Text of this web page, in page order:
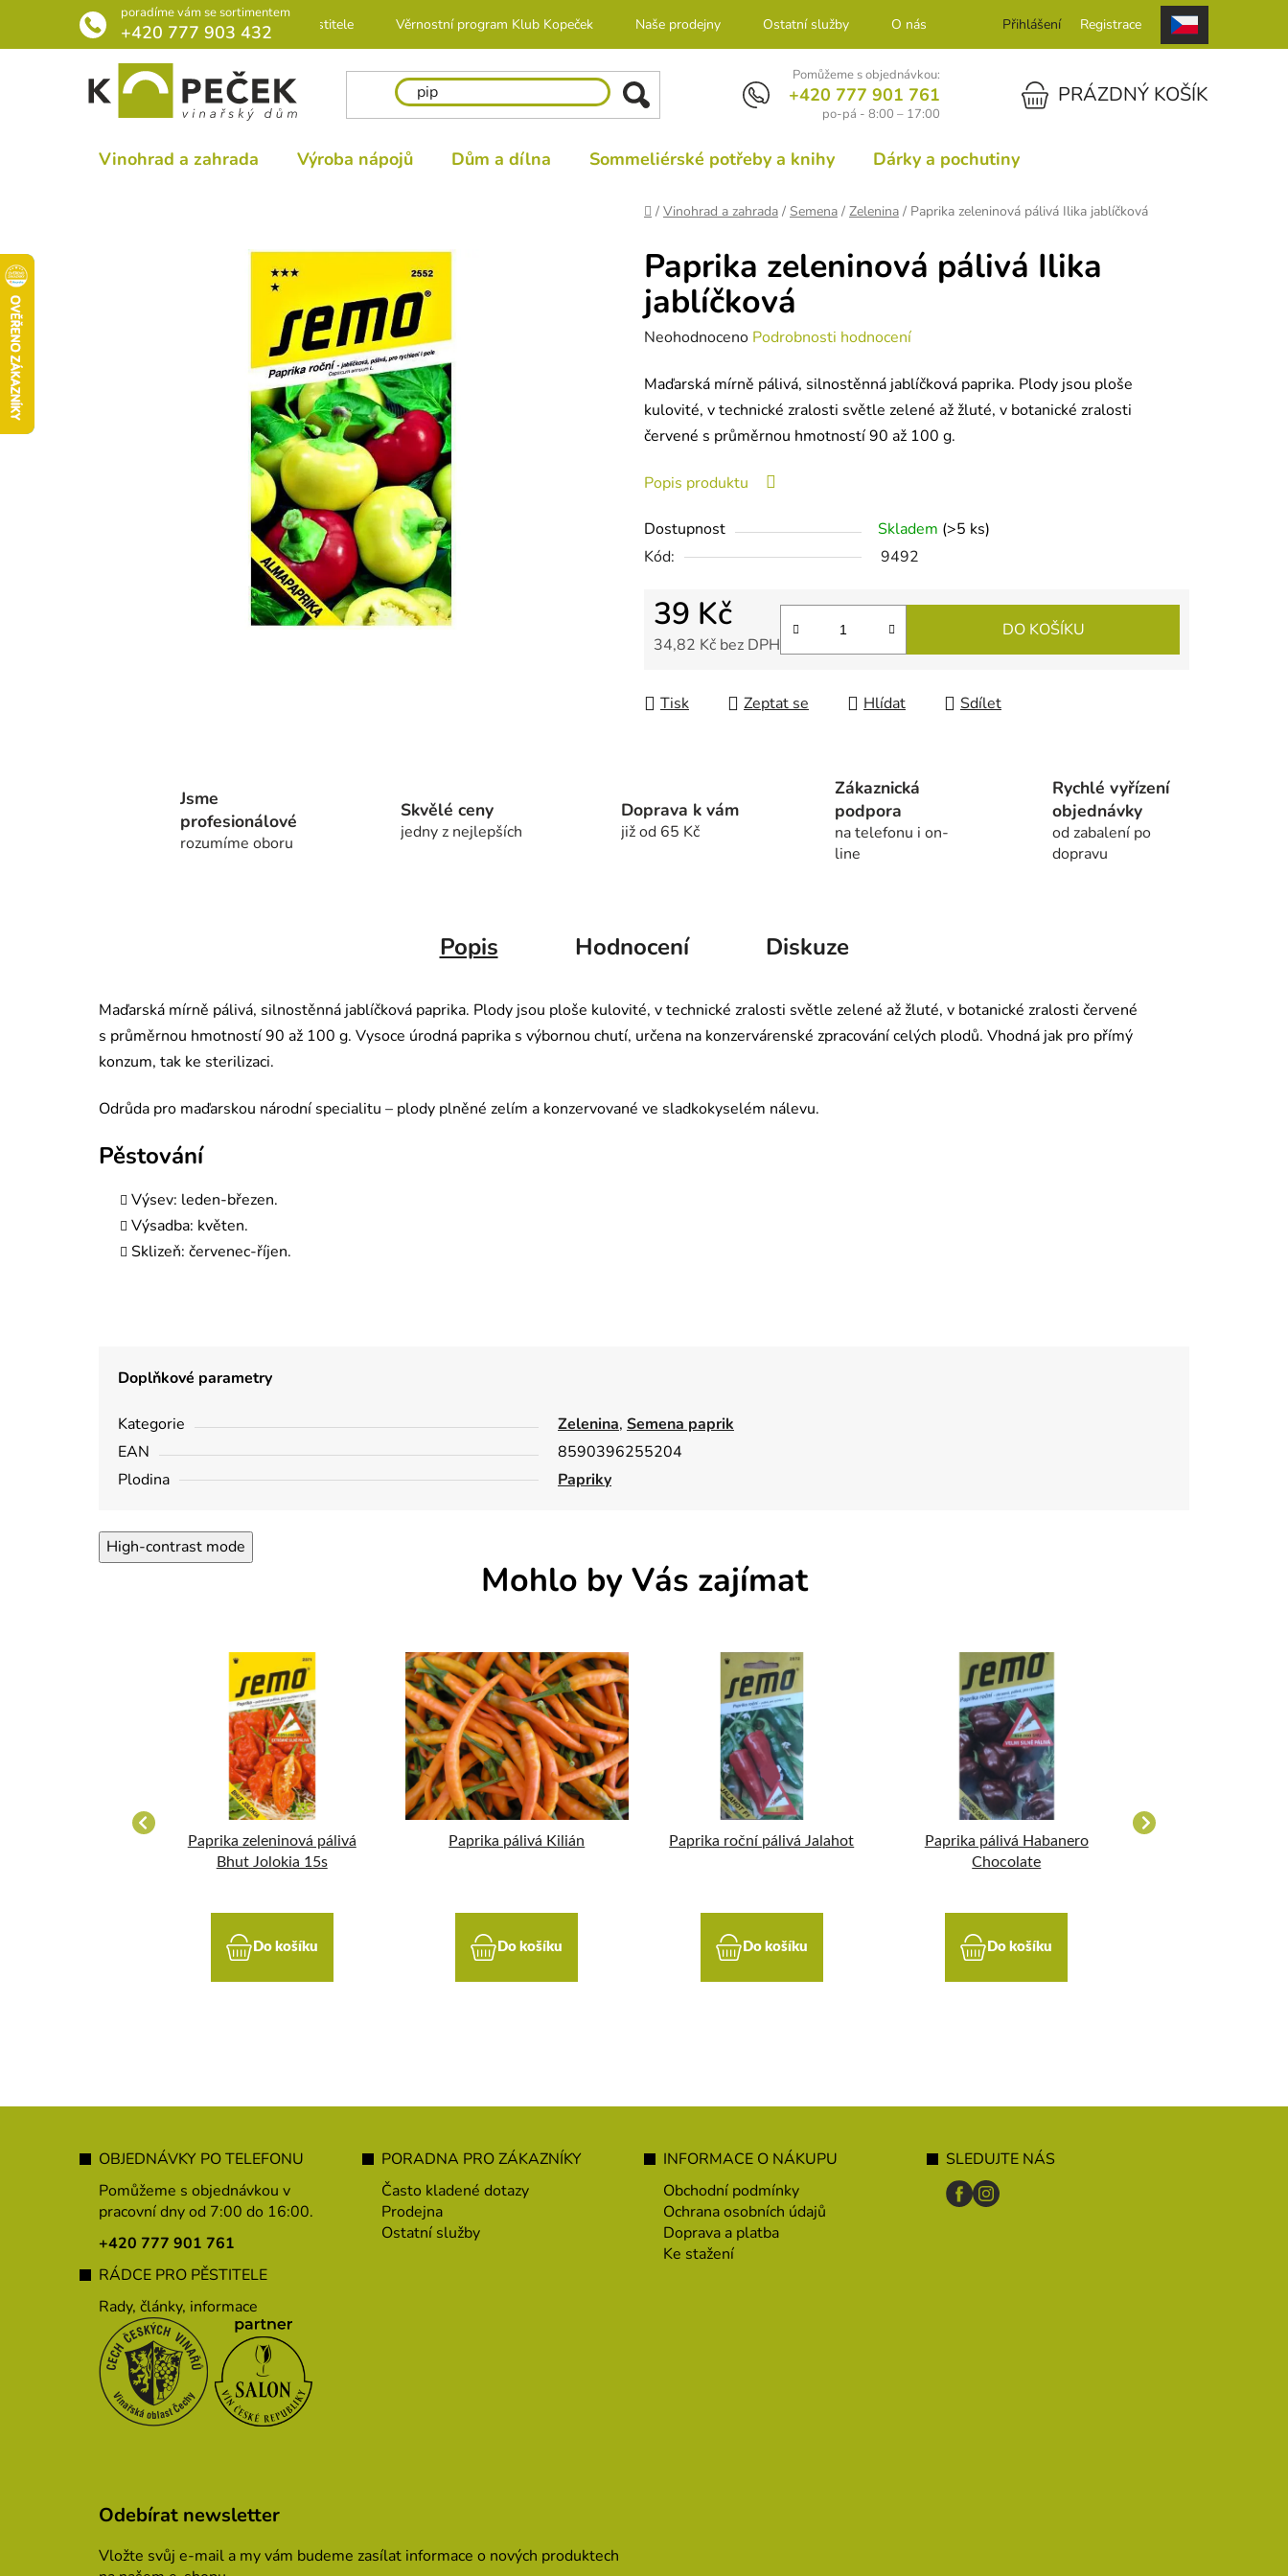
obsah
poradíme vám se sortimentem
+420 777 903 432Rádce pro pěstitele Věrnostní program Klub Kopeček Naše prodejny Ostatní služby O nás KontaktPřihlášení Registrace
Pomůžeme s objednávkou:
+420 777 901 761
po-pá - 8:00 – 17:00
NÁKUPNÍ KOŠÍKPRÁZDNÝ KOŠÍK
Vinohrad a zahrada Výroba nápojů Dům a dílna Sommeliérské potřeby a knihy Dárky a pochutiny
Domů
/ Vinohrad a zahrada / Semena / Zelenina / Paprika zeleninová pálivá Ilika jablíčková
Paprika zeleninová pálivá Ilika
jablíčková
Průměrné
produktu
je
0,0
5
hvězdiček.
Neohodnoceno Podrobnosti hodnocení
Maďarská mírně pálivá, silnostěnná jablíčková paprika. Plody jsou ploše
kulovité, v technické zralosti světle zelené až žluté, v botanické zralosti
červené s průměrnou hmotností 90 až 100 g.
Popis produktu
Dostupnost Skladem (>5 ks)
Kód:
9492
39 Kč
34,82 Kč bez DPH
DO KOŠÍKU
Tisk Zeptat se Hlídat Sdílet
Jsme
profesionálové
rozumíme oboru
Skvělé ceny
jedny z nejlepších
Doprava k vám
již od 65 Kč
Zákaznická
podpora
na telefonu i on-
line
Rychlé vyřízení
objednávky
od zabalení po
dopravu
Popis Hodnocení Diskuze
Maďarská mírně pálivá, silnostěnná jablíčková paprika. Plody jsou ploše kulovité, v technické zralosti světle zelené až žluté, v botanické zralosti červené
s průměrnou hmotností 90 až 100 g. Vysoce úrodná paprika s výbornou chutí, určena na konzervárenské zpracování celých plodů. Vhodná jak pro přímý
konzum, tak ke sterilizaci.
Odrůda pro maďarskou národní specialitu – plody plněné zelím a konzervované ve sladkokyselém nálevu.
Pěstování
Výsev: leden-březen.
Výsadba: květen.
Sklizeň: červenec-říjen.
Doplňkové parametry
Kategorie Zelenina, Semena paprik
EAN
8590396255204
Plodina
Papriky
High-contrast mode
Mohlo by Vás zajímat
Paprika zeleninová pálivá
Bhut Jolokia 15s
Do košíku
Paprika pálivá Kilián
Do košíku
Paprika roční pálivá Jalahot
Do košíku
Paprika pálivá Habanero
Chocolate
Do košíku
OBJEDNÁVKY PO TELEFONU
Pomůžeme s objednávkou v
pracovní dny od 7:00 do 16:00.
+420 777 901 761
RÁDCE PRO PĚSTITELE
Rady, články, informace
PORADNA PRO ZÁKAZNÍKY
Často kladené dotazy
Prodejna
Ostatní služby
INFORMACE O NÁKUPU
Obchodní podmínky
Ochrana osobních údajů
Doprava a platba
Ke stažení
SLEDUJTE NÁS
Odebírat newsletter
Vložte svůj e-mail a my vám budeme zasílat informace o nových produktech